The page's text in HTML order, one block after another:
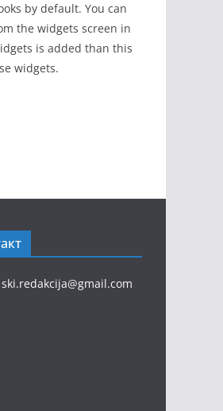
by default. You can
the widgets screen in
is added than this
widgets.
ski.redakcija@gmail.com